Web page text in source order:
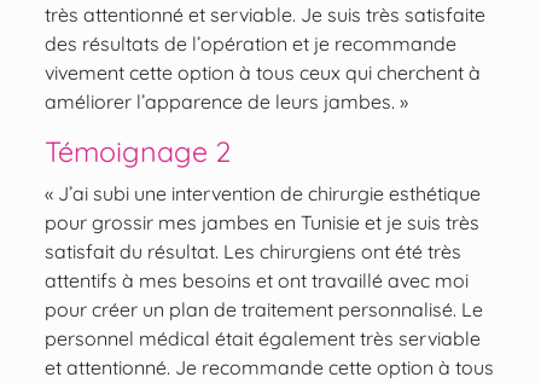
très attentionné et serviable. Je suis très satisfaite
des résultats de l’opération et je recommande
vivement cette option à tous ceux qui cherchent à
améliorer l’apparence de leurs jambes. »
Témoignage 2
« J’ai subi une intervention de chirurgie esthétique
pour grossir mes jambes en Tunisie et je suis très
satisfait du résultat. Les chirurgiens ont été très
attentifs à mes besoins et ont travaillé avec moi
pour créer un plan de traitement personnalisé. Le
personnel médical était également très serviable
et attentionné. Je recommande cette option à tous